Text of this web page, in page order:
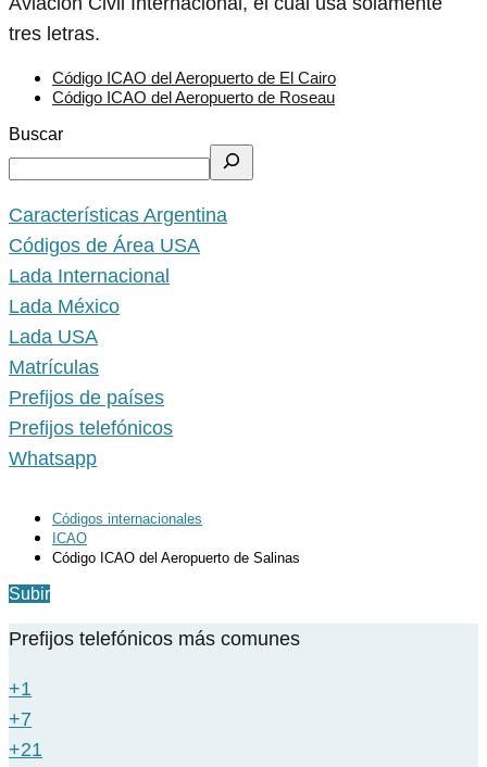
tres letras.
Código ICAO del Aeropuerto de El Cairo
Código ICAO del Aeropuerto de Roseau
Buscar
Características Argentina
Códigos de Área USA
Lada Internacional
Lada México
Lada USA
Matrículas
Prefijos de países
Prefijos telefónicos
Whatsapp
Códigos internacionales
ICAO
Código ICAO del Aeropuerto de Salinas
Subir
Prefijos telefónicos más comunes
+1
+7
+21